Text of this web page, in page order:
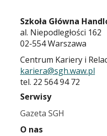
Szkoła Główna
al. Niepodległości 162
02-554 Warszawa
Centrum Kariery i
kariera@sgh.waw.pl
tel. 22 564 94 72
Serwisy
Gazeta SGH
O nas